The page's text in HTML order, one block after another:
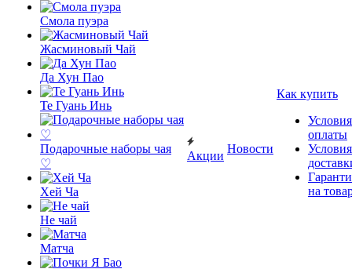
Смола пуэра
Жасминовый Чай
Да Хун Пао
Те Гуань Инь
Подарочные наборы чая
♡
Хей Ча
Не чай
Матча
Акции
Новости
Как купить
Условия
оплаты
Условия
на